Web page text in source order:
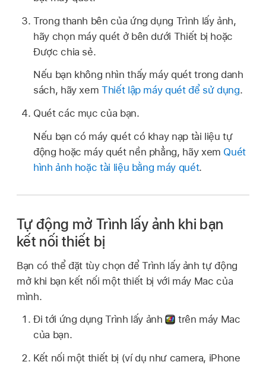
Trong thanh bên của ứng dụng Trình lấy ảnh,
hãy chọn máy quét ở bên dưới Thiết bị hoặc
Được chia sẻ.
Nếu bạn không nhìn thấy máy quét trong danh
sách, hãy xemThiết lập máy quét để sử dụng.
Quét các mục của bạn.
Nếu bạn có máy quét có khay nạp tài liệu tự
động hoặc máy quét nền phẳng, hãy xem Quét
hình ảnh hoặc tài liệu bằng máy quét.
Tự động mở Trình lấy ảnh khi bạn
kết nối thiết bị
Bạn có thể đặt tùy chọn để Trình lấy ảnh tự động
mở khi bạn kết nối một thiết bị với máy Mac của
mình.
Đi tới ứng dụng Trình lấy ảnh
trên máy Mac
của bạn.
Kết nối một thiết bị (ví dụ như camera, iPhone